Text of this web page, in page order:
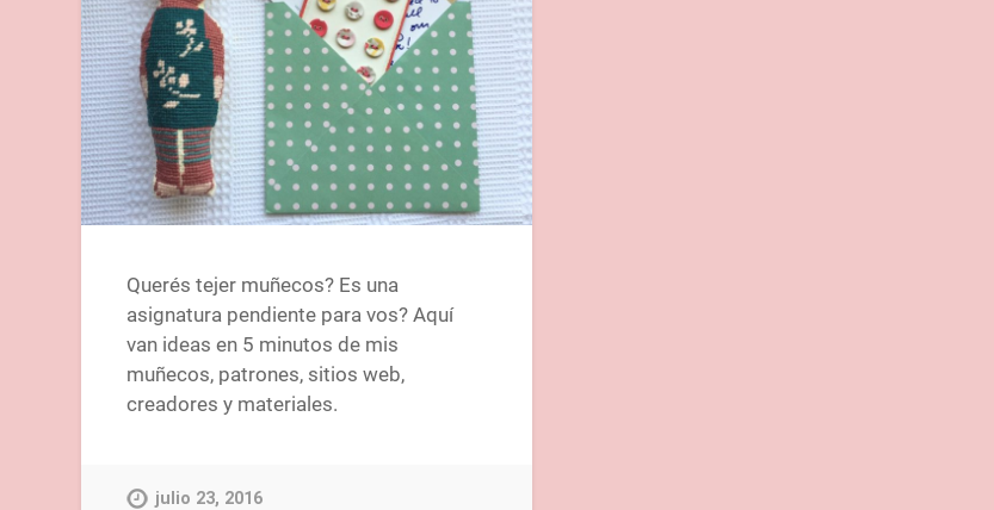
Querés tejer muñecos? Es una
asignatura pendiente para vos? Aquí
van ideas en 5 minutos de mis
muñecos, patrones, sitios web,
creadores y materiales.
julio 23, 2016